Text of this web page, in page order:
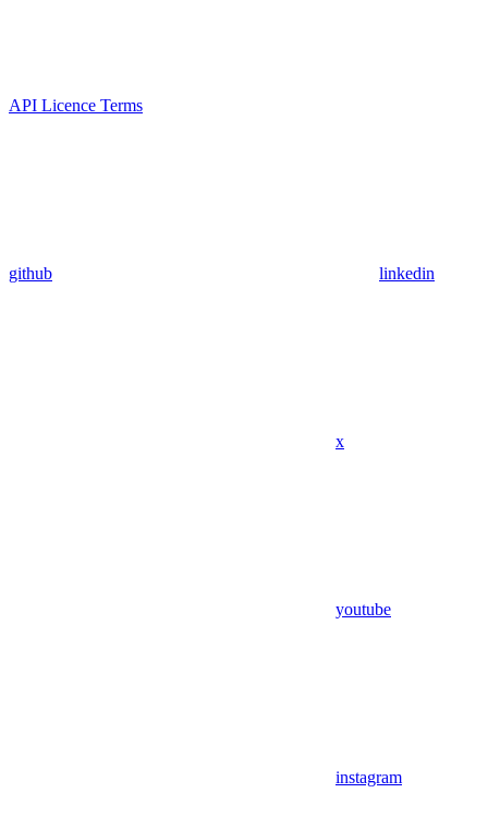
API Licence Terms
github linkedin
x
youtube
instagram